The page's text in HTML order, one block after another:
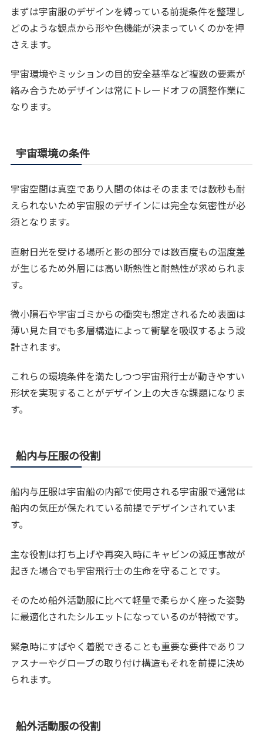
まずは宇宙服のデザインを縛っている前提条件を整理し
どのような観点から形や色機能が決まっていくのかを押
さえます。
宇宙環境やミッションの目的安全基準など複数の要素が
絡み合うためデザインは常にトレードオフの調整作業に
なります。
宇宙環境の条件
宇宙空間は真空であり人間の体はそのままでは数秒も耐
えられないため宇宙服のデザインには完全な気密性が必
須となります。
直射日光を受ける場所と影の部分では数百度もの温度差
が生じるため外層には高い断熱性と耐熱性が求められま
す。
微小隕石や宇宙ゴミからの衝突も想定されるため表面は
薄い見た目でも多層構造によって衝撃を吸収するよう設
計されます。
これらの環境条件を満たしつつ宇宙飛行士が動きやすい
形状を実現することがデザイン上の大きな課題になりま
す。
船内与圧服の役割
船内与圧服は宇宙船の内部で使用される宇宙服で通常は
船内の気圧が保たれている前提でデザインされていま
す。
主な役割は打ち上げや再突入時にキャビンの減圧事故が
起きた場合でも宇宙飛行士の生命を守ることです。
そのため船外活動服に比べて軽量で柔らかく座った姿勢
に最適化されたシルエットになっているのが特徴です。
緊急時にすばやく着脱できることも重要な要件でありフ
ァスナーやグローブの取り付け構造もそれを前提に決め
られます。
船外活動服の役割